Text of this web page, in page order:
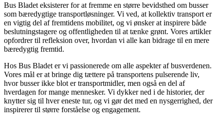
Bus Bladet eksisterer for at fremme en større bevidsthed om busser
som bæredygtige transportløsninger. Vi ved, at kollektiv transport er
en vigtig del af fremtidens mobilitet, og vi ønsker at inspirere både
beslutningstagere og offentligheden til at tænke grønt. Vores artikler
opfordrer til refleksion over, hvordan vi alle kan bidrage til en mere
bæredygtig fremtid.
Hos Bus Bladet er vi passionerede om alle aspekter af busverdenen.
Vores mål er at bringe dig tættere på transportens pulserende liv,
hvor busser ikke blot er transportmidler, men også en del af
hverdagen for mange mennesker. Vi dykker ned i de historier, der
knytter sig til hver eneste tur, og vi gør det med en nysgerrighed, der
inspirerer til større forståelse og engagement.